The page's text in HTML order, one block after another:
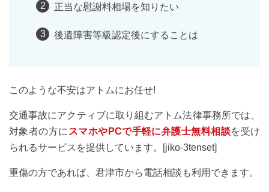
正当な慰謝料相場を知りたい
後遺障害等級認定後にすることは
このような不安はアトムにお任せ!
交通事故にアクティブに取り組むアトム法律事務所では、
対象者の方に スマホやPCで手軽に弁護士無料相談を受け
られるサービスを提供しています。[jiko-3tenset]
重傷の方であれば、君津市から電話相談も利用できます。